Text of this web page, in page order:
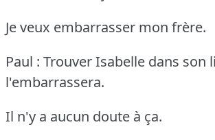
Je veux embarrasser mon frère.
Paul : Trouver Isabelle dans son
l'embarrassera.
Il n'y a aucun doute à ça.